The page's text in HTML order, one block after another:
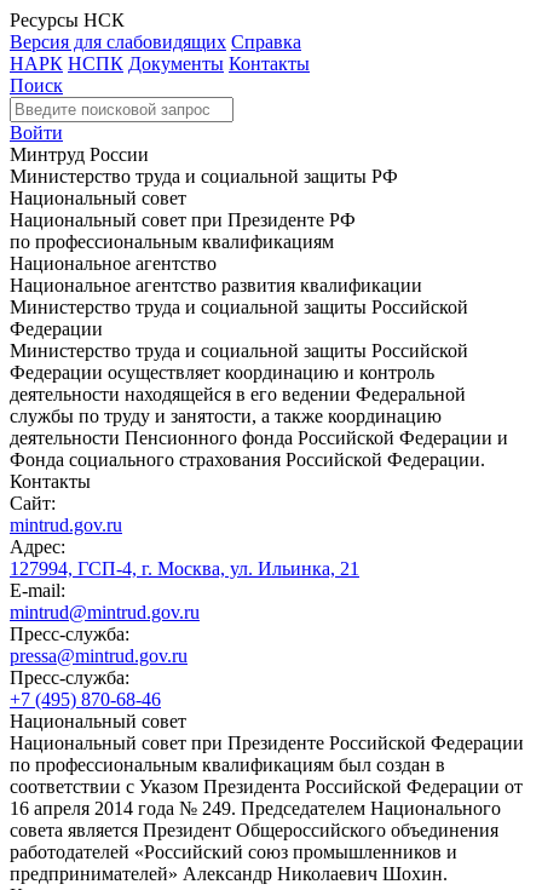
Ресурсы НСК
Версия для слабовидящих Справка
НАРК НСПК Документы Контакты
Поиск
Войти
Минтруд России
Министерство труда и социальной защиты РФ
Национальный совет
Национальный совет при Президенте РФ
по профессиональным квалификациям
Национальное агентство
Национальное агентство развития квалификации
Министерство труда и социальной защиты Российской
Федерации
Министерство труда и социальной защиты Российской
Федерации осуществляет координацию и контроль
деятельности находящейся в его ведении Федеральной
службы по труду и занятости, а также координацию
деятельности Пенсионного фонда Российской Федерации и
Фонда социального страхования Российской Федерации.
Контакты
Сайт:
mintrud.gov.ru
Адрес:
127994, ГСП-4, г. Москва, ул. Ильинка, 21
E-mail:
mintrud@mintrud.gov.ru
Пресс-служба:
pressa@mintrud.gov.ru
Пресс-служба:
+7 (495) 870-68-46
Национальный совет
Национальный совет при Президенте Российской Федерации
по профессиональным квалификациям был создан в
соответствии с Указом Президента Российской Федерации от
16 апреля 2014 года № 249. Председателем Национального
совета является Президент Общероссийского объединения
работодателей «Российский союз промышленников и
предпринимателей» Александр Николаевич Шохин.